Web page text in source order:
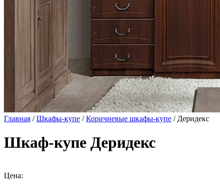
Главная /Шкафы-купе /Коричневые шкафы-купе / Деридекс
Шкаф-купе Деридекс
Цена: